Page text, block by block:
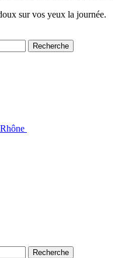
sur vos yeux la journée.
Recherche
Recherche